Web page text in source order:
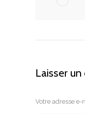
Laisser
Votre adresse